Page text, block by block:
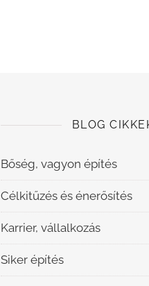
BLOG
Bőség, vagyon építés
Célkitűzés és énerősítés
Karrier, vállalkozás
Siker építés